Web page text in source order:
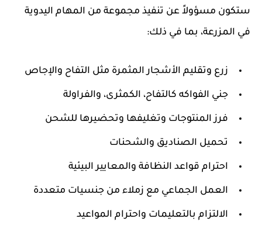
ستكون مسؤولاً عن تنفيذ مجموعة من المهام اليدوية
في المزرعة، بما في ذلك:
زرع وتقليم الأشجار المثمرة مثل التفاح والإجاص
جني الفواكه كالتفاح، الكمثرى، والفراولة
فرز المنتوجات وتغليفها وتحضيرها للشحن
تحميل الصناديق والشحنات
احترام قواعد النظافة والمعايير البيئية
العمل الجماعي مع زملاء من جنسيات متعددة
الالتزام بالتعليمات واحترام المواعيد